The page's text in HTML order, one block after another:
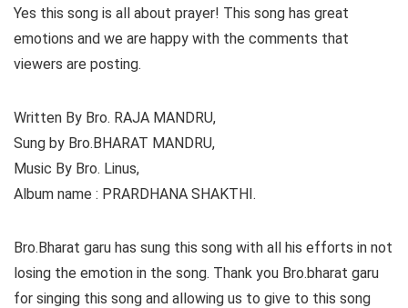
Yes this song is all about prayer! This song has great
emotions and we are happy with the comments that
viewers are posting.
Written By Bro. RAJA MANDRU,
Sung by Bro.BHARAT MANDRU,
Music By Bro. Linus,
Album name : PRARDHANA SHAKTHI.
Bro.Bharat garu has sung this song with all his efforts in not
losing the emotion in the song. Thank you Bro.bharat garu
for singing this song and allowing us to give to this song